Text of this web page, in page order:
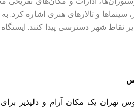
سینماها و تالارهای هنری اشاره
تهران یک مکان آرام و دلپذیر